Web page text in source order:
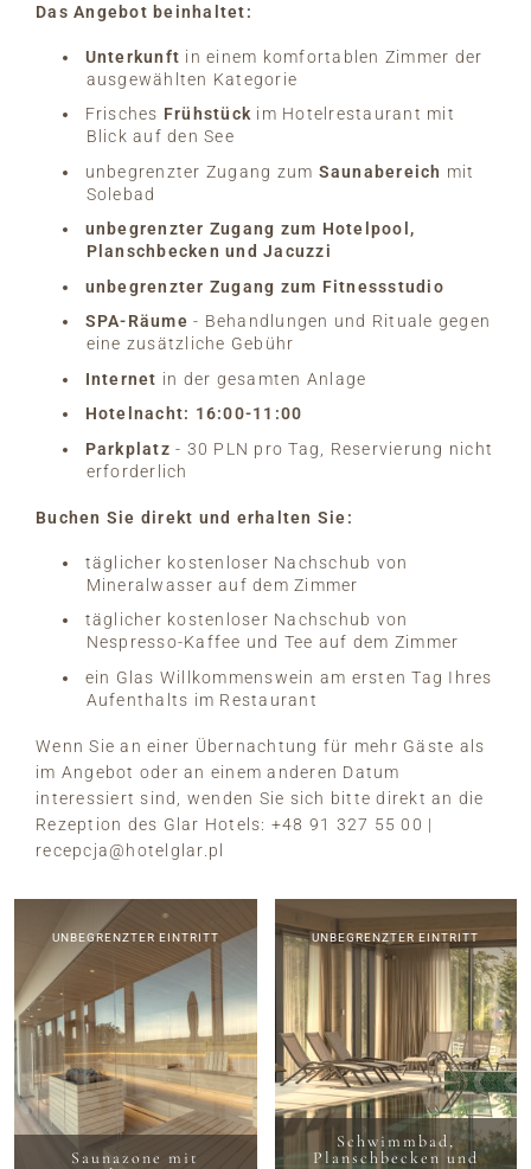
Das Angebot beinhaltet:
Unterkunft in einem komfortablen Zimmer der
ausgewählten Kategorie
Frisches Frühstück im Hotelrestaurant mit
Blick auf den See
unbegrenzter Zugang zum Saunabereich mit
Solebad
unbegrenzter Zugang zum Hotelpool,
Planschbecken und Jacuzzi
unbegrenzter Zugang zum Fitnessstudio
SPA-Räume - Behandlungen und Rituale gegen
eine zusätzliche Gebühr
Internet in der gesamten Anlage
Hotelnacht: 16:00-11:00
Parkplatz - 30 PLN pro Tag, Reservierung nicht
erforderlich
Buchen Sie direkt und erhalten Sie:
täglicher kostenloser Nachschub von
Mineralwasser auf dem Zimmer
täglicher kostenloser Nachschub von
Nespresso-Kaffee und Tee auf dem Zimmer
ein Glas Willkommenswein am ersten Tag Ihres
Aufenthalts im Restaurant
Wenn Sie an einer Übernachtung für mehr Gäste als
im Angebot oder an einem anderen Datum
interessiert sind, wenden Sie sich bitte direkt an die
Rezeption des Glar Hotels: +48 91 327 55 00 |
recepcja@hotelglar.pl
UNBEGRENZTER EINTRITT
Saunazone mit
UNBEGRENZTER EINTRITT
Schwimmbad,
Planschbecken und